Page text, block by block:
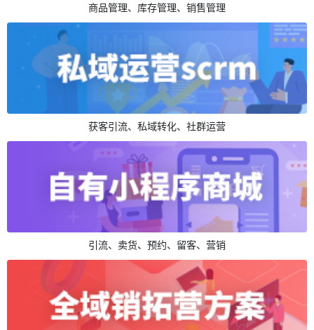
商品管理、库存管理、销售管理
获客引流、私域转化、社群运营
引流、卖货、预约、留客、营销